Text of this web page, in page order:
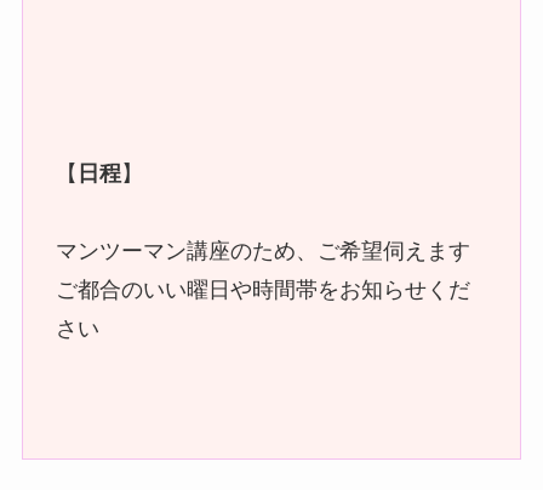
【 日程】
マンツーマン講座のため、ご希望伺えます
ご都合のいい曜日や時間帯をお知らせくだ
さい